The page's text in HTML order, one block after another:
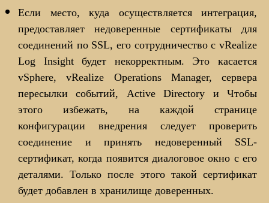
Если место, куда осуществляется интеграция,
предоставляет недоверенные сертификаты для
соединений по SSL, его сотрудничество с vRealize
Log Insight будет некорректным. Это касается
vSphere, vRealize Operations Manager, сервера
пересылки событий, Active Directory и Чтобы
этого избежать, на каждой странице
конфигурации внедрения следует проверить
соединение и принять недоверенный SSL-
сертификат, когда появится диалоговое окно с его
деталями. Только после этого такой сертификат
будет добавлен в хранилище доверенных.